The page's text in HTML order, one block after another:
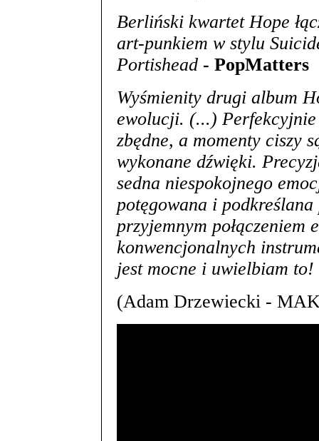
Berliński kwartet Hope
art-punkiem w stylu
Portishead- PopMatters
Wyśmienity drugi album
ewolucji. (...)
zbędne, a momenty ciszy
wykonane dźwięki.
sedna niespokojnego
potęgowana i
przyjemnym połączeniem
konwencjonalnych
jest mocne i uwielbiam to!
(Adam Drzewiecki -